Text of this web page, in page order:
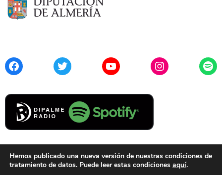
FacebookTwitter YouTubeInstagram
Cookies
Hemos publicado una nueva versión de nuestras condiciones de
tratamiento de datos. Puede leer estas condiciones aquí.